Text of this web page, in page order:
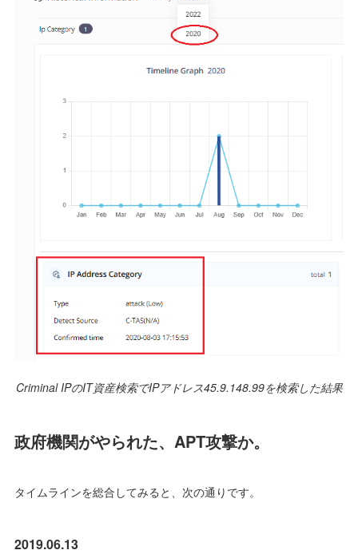
Criminal IPのIT資産検索でIPアドレス45.9.148.99を検索した結果
政府機関がやられた、APT攻撃か。
タイムラインを総合してみると、次の通りです。
2019.06.13